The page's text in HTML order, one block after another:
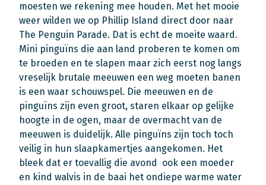
moesten we rekening mee houden. Met het mooie
weer wilden we op Phillip Island direct door naar
The Penguin Parade. Dat is echt de moeite waard.
Mini pinguïns die aan land proberen te komen om
te broeden en te slapen maar zich eerst nog langs
vreselijk brutale meeuwen een weg moeten banen
is een waar schouwspel. Die meeuwen en de
pinguïns zijn even groot, staren elkaar op gelijke
hoogte in de ogen, maar de overmacht van de
meeuwen is duidelijk. Alle pinguïns zijn toch toch
veilig in hun slaapkamertjes aangekomen. Het
bleek dat er toevallig die avond ook een moeder
en kind walvis in de baai het ondiepe warme water